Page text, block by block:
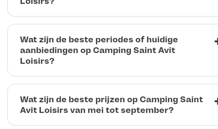
Wat zijn de beste periodes of huidige
aanbiedingen op Camping Saint Avit
Loisirs?
Wat zijn de beste prijzen op Camping Saint
Avit Loisirs van mei tot september?